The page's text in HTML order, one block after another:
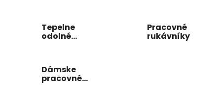
Tepelne
odolné
Pracovné
rukávníky
Dámske
pracovné